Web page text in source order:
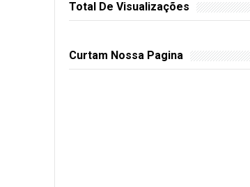
Total De Visualizações
Curtam Nossa Pagina